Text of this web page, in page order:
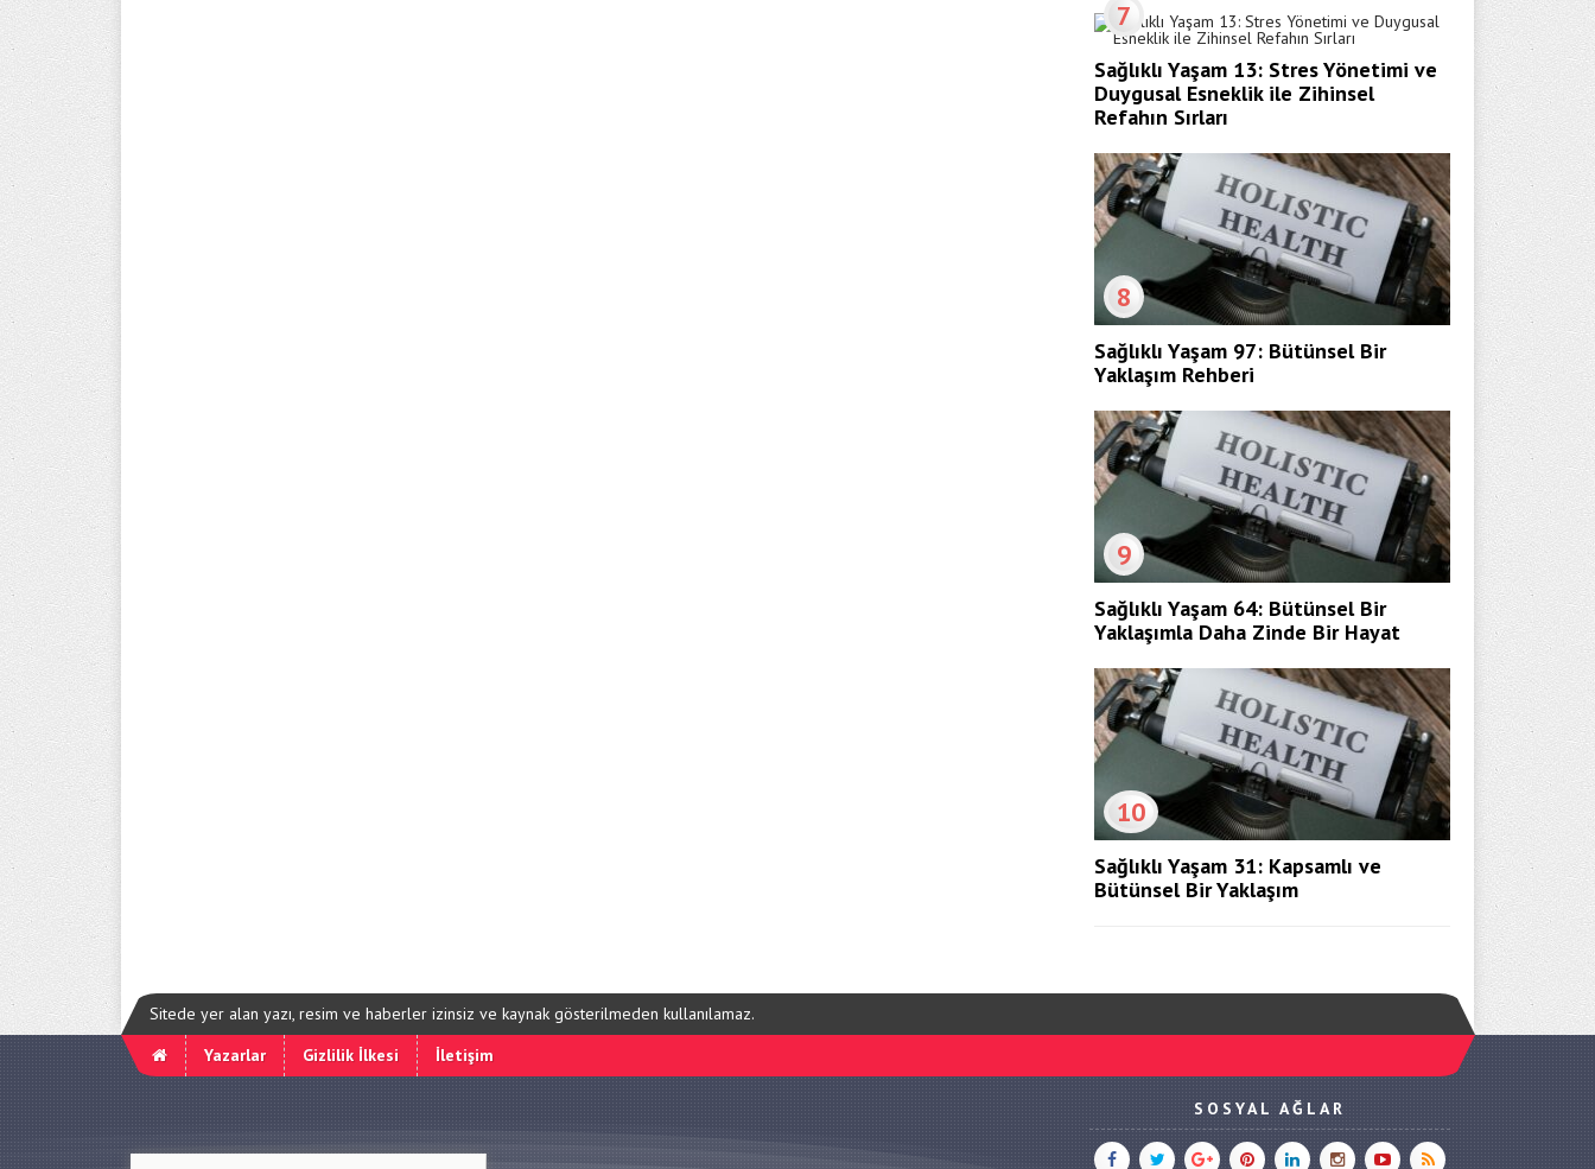
7
Sağlıklı Yaşam 13: Stres Yönetimi ve
Duygusal Esneklik ile Zihinsel
Refahın Sırları
8
Sağlıklı Yaşam 97: Bütünsel Bir
Yaklaşım Rehberi
9
Sağlıklı Yaşam 64: Bütünsel Bir
Yaklaşımla Daha Zinde Bir Hayat
10
Sağlıklı Yaşam 31: Kapsamlı ve
Bütünsel Bir Yaklaşım
Sitede yer alan yazı, resim ve haberler izinsiz ve kaynak gösterilmeden kullanılamaz.
Yazarlar
Gizlilik İlkesi İletişim
SOSYAL AĞLAR